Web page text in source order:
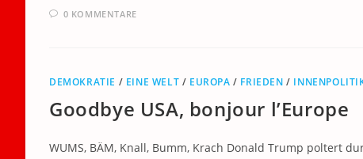
0 KOMMENTARE
DEMOKRATIE / EINE WELT / EUROPA / FRIEDEN /
Goodbye USA, bonjour l’Europe
WUMS, BÄM, Knall, Bumm, Krach Donald Trump poltert